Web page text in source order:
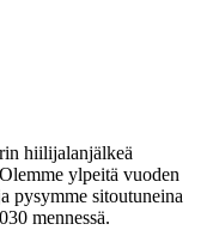
hiilijalanjälkeä
ylpeitä vuoden
pysymme sitoutuneina
mennessä.